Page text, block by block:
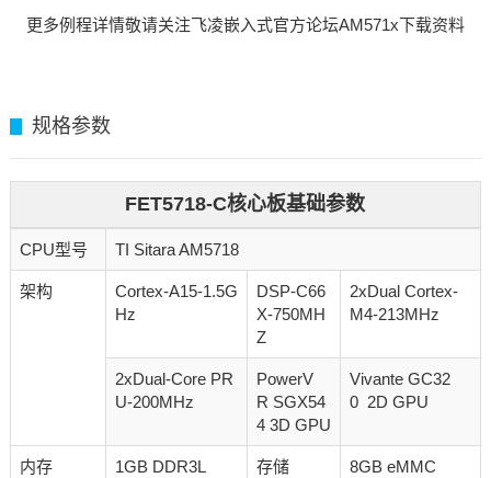
更多例程详情敬请关注飞凌嵌入式官方论坛AM571x下载资料
规格参数
FET5718-C核心板基础参数
CPU型号 TI Sitara AM5718
架构
Cortex-A15-1.5G
Hz
DSP-C66
X-750MH
Z
2xDual Cortex-
M4-213MHz
2xDual-Core PR
U-200MHz
PowerV
R SGX54
4 3D GPU
Vivante GC32
0 2D GPU
内存 1GB DDR3L 存储 8GB eMMC